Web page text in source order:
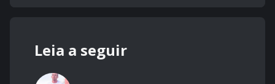
Leia a seguir